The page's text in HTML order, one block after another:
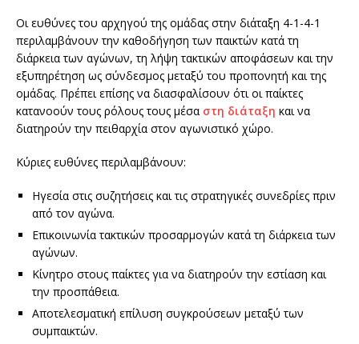
Οι ευθύνες του αρχηγού της ομάδας στην διάταξη 4-1-4-1
περιλαμβάνουν την καθοδήγηση των παικτών κατά τη
διάρκεια των αγώνων, τη λήψη τακτικών αποφάσεων και την
εξυπηρέτηση ως σύνδεσμος μεταξύ του προπονητή και της
ομάδας. Πρέπει επίσης να διασφαλίσουν ότι οι παίκτες
κατανοούν τους ρόλους τους μέσα στη διάταξη και να
διατηρούν την πειθαρχία στον αγωνιστικό χώρο.
Κύριες ευθύνες περιλαμβάνουν:
Ηγεσία στις συζητήσεις και τις στρατηγικές συνεδρίες πριν
από τον αγώνα.
Επικοινωνία τακτικών προσαρμογών κατά τη διάρκεια των
αγώνων.
Κίνητρο στους παίκτες για να διατηρούν την εστίαση και
την προσπάθεια.
Αποτελεσματική επίλυση συγκρούσεων μεταξύ των
συμπαικτών.